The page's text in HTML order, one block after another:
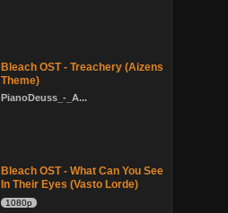
Bleach OST - Treachery (Aizens
Theme)
PianoDeuss_-_A...
Bleach OST - What Can You See
In Their Eyes (Vasto Lorde)
1080p